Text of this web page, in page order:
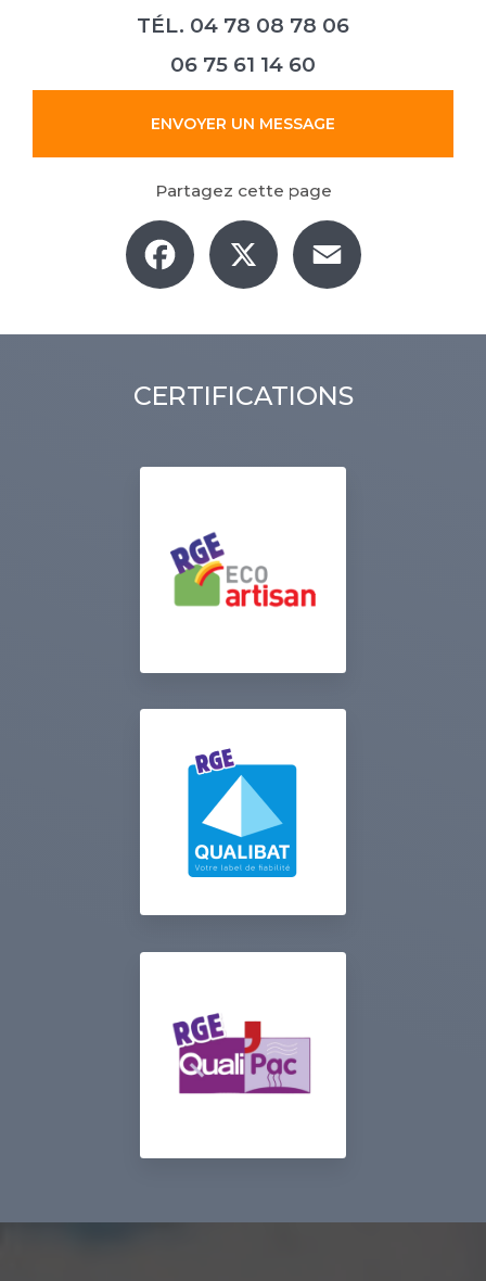
TÉL. 04 78 08 78 06
06 75 61 14 60
ENVOYER UN MESSAGE
Partagez cette page
Facebook
CERTIFICATIONS